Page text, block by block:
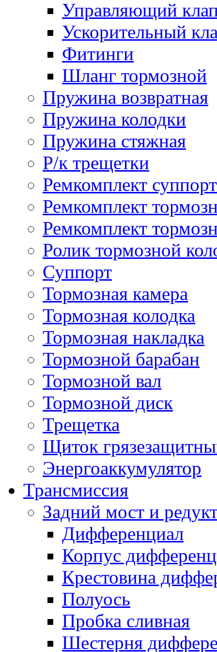
Управляющий
Ускорительный
Фитинги
Шланг тормозной
Пружина возвратная
Пружина колодки
Пружина стяжная
Р/к трещетки
Ремкомплект
Ремкомплект
Ремкомплект
Ролик тормозной
Суппорт
Тормозная камера
Тормозная колодка
Тормозная накладка
Тормозной барабан
Тормозной вал
Тормозной диск
Трещетка
Щиток
Энергоаккумулятор
Трансмиссия
Задний мост и
Дифференциал
Корпус
Крестовина
Полуось
Пробка сливная
Шестерня